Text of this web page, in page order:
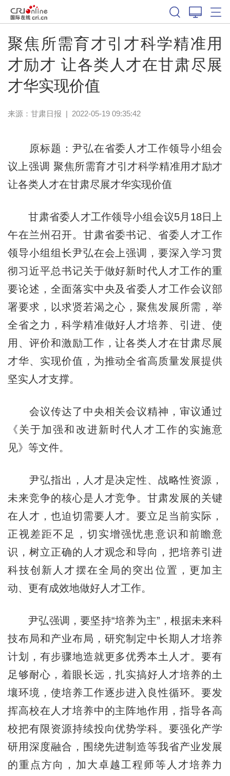
聚焦所需育才引才科学精准用
才励才 让各类人才在甘肃尽展
才华实现价值
来源： 甘肃日报 | 2022-05-19 09:35:42
原标题：尹弘在省委人才工作领导小组会
议上强调 聚焦所需育才引才科学精准用才励才
让各类人才在甘肃尽展才华实现价值
甘肃省委人才工作领导小组会议5月18日上
午在兰州召开。甘肃省委书记、省委人才工作
领导小组组长尹弘在会上强调，要深入学习贯
彻习近平总书记关于做好新时代人才工作的重
要论述，全面落实中央及省委人才工作会议部
署要求，以求贤若渴之心，聚焦发展所需，举
全省之力，科学精准做好人才培养、引进、使
用、评价和激励工作，让各类人才在甘肃尽展
才华、实现价值，为推动全省高质量发展提供
坚实人才支撑。
会议传达了中央相关会议精神，审议通过
《关于加强和改进新时代人才工作的实施意
见》等文件。
尹弘指出，人才是决定性、战略性资源，
未来竞争的核心是人才竞争。甘肃发展的关键
在人才，也迫切需要人才。要立足当前实际，
正视差距不足，切实增强忧患意识和前瞻意
识，树立正确的人才观念和导向，把培养引进
科技创新人才摆在全局的突出位置，更加主
动、更有成效地做好人才工作。
尹弘强调，要坚持“培养为主”，根据未来科
技布局和产业布局，研究制定中长期人才培养
计划，有步骤地造就更多优秀本土人才。要有
足够耐心，着眼长远，扎实搞好人才培养的土
壤环境，使培养工作逐步进入良性循环。要发
挥高校在人才培养中的主阵地作用，指导各高
校把有限资源持续投向优势学科。要强化产学
研用深度融合，围绕先进制造等我省产业发展
的重点方向，加大卓越工程师等人才培养力